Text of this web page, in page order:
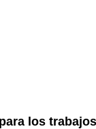
los